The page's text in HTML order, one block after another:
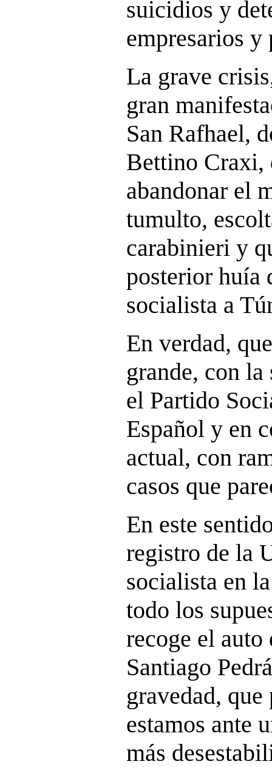
suicidios y
empresarios
La grave
gran
San Rafhael,
Bettino Craxi,
abandonar el
tumulto,
carabinieri y
posterior huía
socialista a
En verdad,
grande, con
el Partido
Español y en
actual, con
casos que
En este
registro de la
socialista en
todo los
recoge el
Santiago
gravedad,
estamos ante
más